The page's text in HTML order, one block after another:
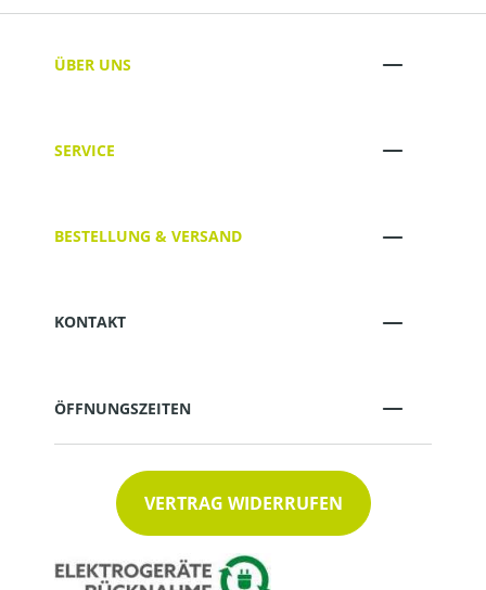
ÜBER UNS
SERVICE
BESTELLUNG & VERSAND
KONTAKT
ÖFFNUNGSZEITEN
VERTRAG WIDERRUFEN